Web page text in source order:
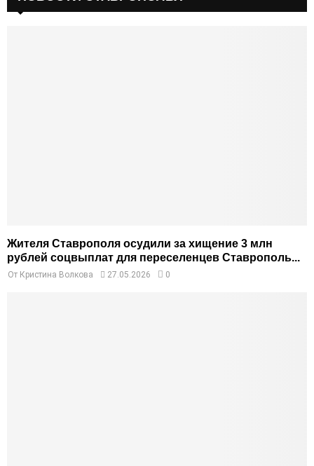
Жителя Ставрополя осудили за хищение 3 млн
рублей соцвыплат для переселенцев Ставрополь...
От Кристина Волкова 27.05.2026 0